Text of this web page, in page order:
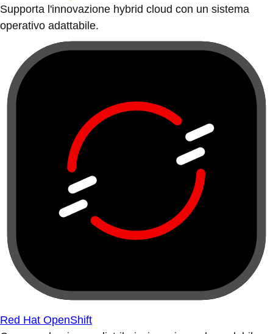
Supporta l'innovazione hybrid cloud con un sistema
operativo adattabile.
Red Hat OpenShift